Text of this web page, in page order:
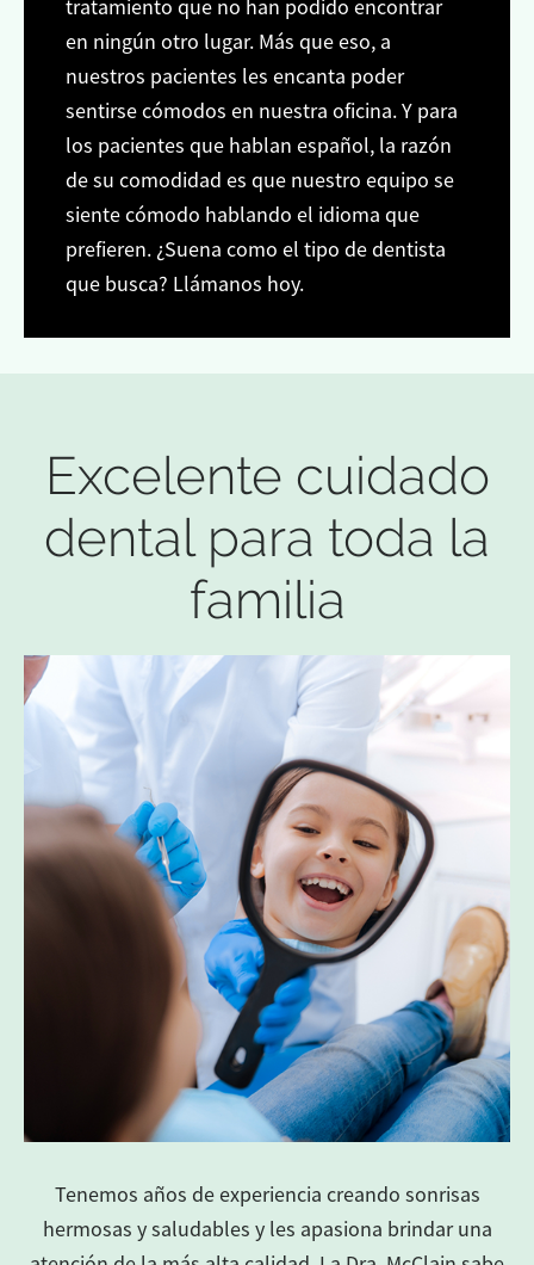
tratamiento que no han podido encontrar
en ningún otro lugar. Más que eso, a
nuestros pacientes les encanta poder
sentirse cómodos en nuestra oficina. Y para
los pacientes que hablan español, la razón
de su comodidad es que nuestro equipo se
siente cómodo hablando el idioma que
prefieren. ¿Suena como el tipo de dentista
que busca? Llámanos hoy.
Excelente cuidado
dental para toda la
familia
Tenemos años de experiencia creando sonrisas
hermosas y saludables y les apasiona brindar una